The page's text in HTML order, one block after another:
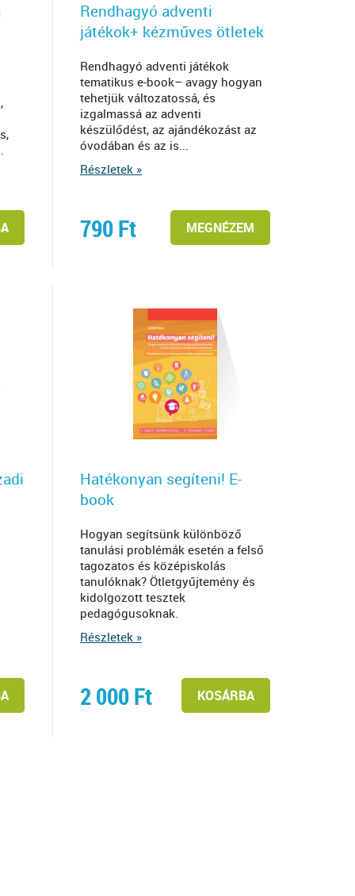
Rendhagyó adventi
játékok+ kézműves ötletek
Rendhagyó adventi játékok
tematikus e-book– avagy hogyan
tehetjük változatossá, és
izgalmassá az adventi
készülődést, az ajándékozást az
óvodában és az is...
Részletek »
790Ft MEGNÉZEM
Hatékonyan segíteni! E-
book
Hogyan segítsünk különböző
tanulási problémák esetén a felső
tagozatos és középiskolás
tanulóknak? Ötletgyűjtemény és
kidolgozott tesztek
pedagógusoknak.
Részletek »
2 000Ft KOSÁRBA